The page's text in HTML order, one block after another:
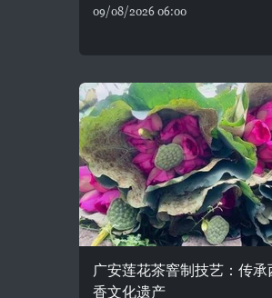
09/08/2026 06:00
广安莲花茶窨制技艺：传承
香文化遗产